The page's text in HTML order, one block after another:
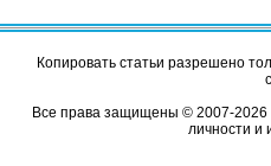
Копировать статьи разрешено
Все права защищены © 2007-2026
личности и